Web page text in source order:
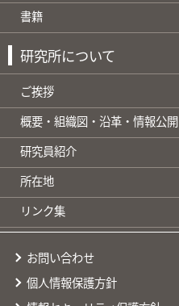
書籍
研究所について
ご挨拶
概要・組織図・沿革・情報公開
研究員紹介
所在地
リンク集
お問い合わせ
個人情報保護方針